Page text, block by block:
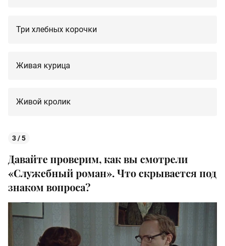
Три хлебных корочки
Живая курица
Живой кролик
3 / 5
Давайте проверим, как вы смотрели
«Служебный роман». Что скрывается под
знаком вопроса?